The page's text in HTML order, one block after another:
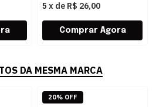
5 x de R$ 26,00
DA MESMA MARCA
20% OFF